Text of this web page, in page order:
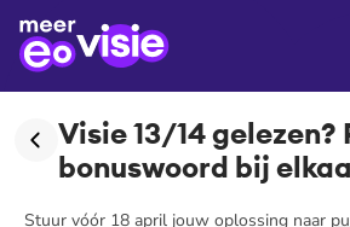
Visie 13/14 gelezen?
bonuswoord bij
Stuur vóór 18 april jouw oplossing naar